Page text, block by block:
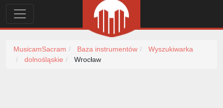
MusicamSacram Baza instrumentów
Wyszukiwarka
dolnośląskie
Wrocław